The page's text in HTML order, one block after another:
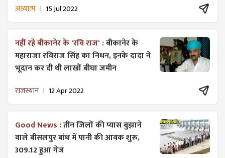
अध्यात्म 15 Jul 2022
नहीं रहे बीकानेर के 'रवि राज' :बीकानेर के
महाराजा रविराज सिंह का निधन, इनके दादा ने
भूदान कर दी थी लाखों बीघा जमीन
राजस्थान 12 Apr 2022
Good News :तीन जिलों की प्यास बुझाने
वाले बीसलपुर बांध में पानी की आवक शुरू,
309.12 हुआ गेज